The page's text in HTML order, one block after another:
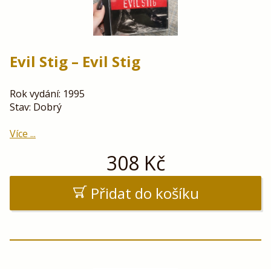
Evil Stig – Evil Stig
Rok vydání: 1995
Stav: Dobrý
Více ...
308 Kč
Přidat do košíku